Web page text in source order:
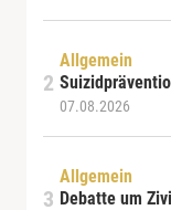
Allgemein
07.08.2026
Allgemein
Debatte um